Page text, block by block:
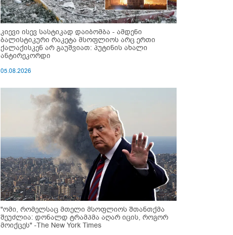
კიევი ისევ სასტიკად დაიბომბა - ამდენი
ბალისტიკური რაკეტა მსოფლიოს არც ერთი
ქალაქისკენ არ გაუშვიათ: პუტინის ახალი
ანტირეკორდი
05.08.2026
"ომი, რომელსაც მთელი მსოფლიოს შთანთქმა
შეუძლია: დონალდ ტრამპმა აღარ იცის, როგორ
მოიქცეს" -The New York Times